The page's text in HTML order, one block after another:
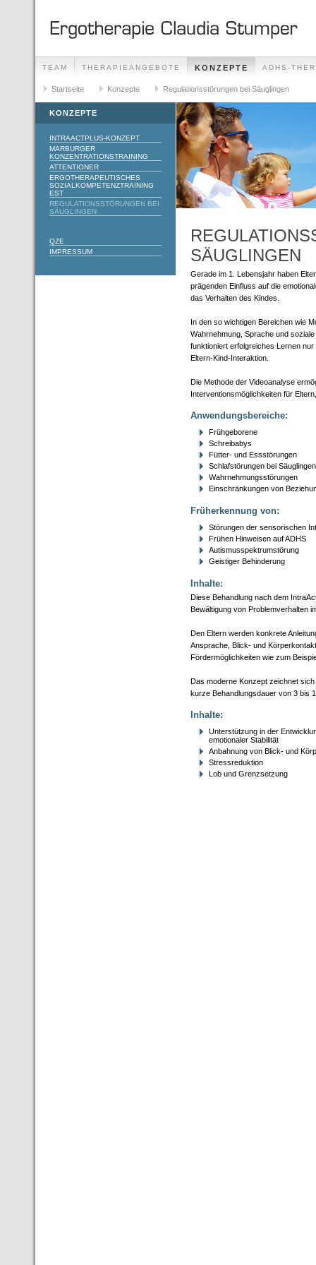
TEAM THERAPIEANGEBOTE KONZEPTE ADHS-
Startseite Konzepte Regulationsstörungen bei Säuglingen
KONZEPTE
INTRAACTPLUS-KONZEPT
MARBURGER
KONZENTRATIONSTRAINING
ATTENTIONER
ERGOTHERAPEUTISCHES
SOZIALKOMPETENZTRAINING
EST
REGULATIONSSTÖRUNGEN BEI
SÄUGLINGEN
QZE
IMPRESSUM
SÄUGLINGEN
Gerade im 1. Lebensjahr haben
prägenden Einfluss auf die
das Verhalten des Kindes.
In den so wichtigen Bereichen wie
Wahrnehmung, Sprache und
funktioniert erfolgreiches Lernen nur
Eltern-Kind-Interaktion.
Die Methode der Videoanalyse
Interventionsmöglichkeiten für
Anwendungsbereiche:
Frühgeborene
Schreibabys
Fütter- und Essstörungen
Schlafstörungen bei
Wahrnehmungsstörungen
Einschränkungen von
Früherkennung von:
Störungen der sensorischen
Frühen Hinweisen auf ADHS
Autismusspektrumstörung
Geistiger Behinderung
Inhalte:
Diese Behandlung nach dem
Bewältigung von Problemverhalten
Den Eltern werden konkrete
Ansprache, Blick- und
Fördermöglichkeiten wie zum
Das moderne Konzept zeichnet
kurze Behandlungsdauer von 3 bis
Inhalte:
Unterstützung in der
emotionaler Stabilität
Anbahnung von Blick- und
Stressreduktion
Lob und Grenzsetzung